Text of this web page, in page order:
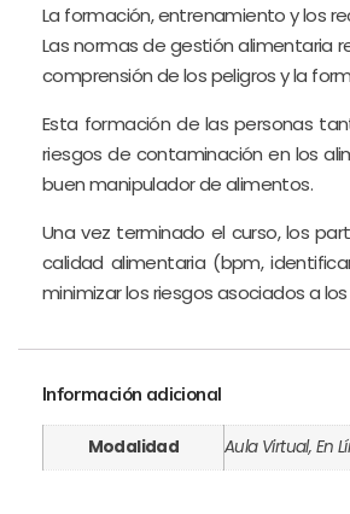
La formación, entrenamiento y los
Las normas de gestión alimentaria
comprensión de los peligros y la
Esta formación de las personas
riesgos de contaminación en los
buen manipulador de alimentos.
Una vez terminado el curso, los
calidad alimentaria (bpm,
minimizar los riesgos asociados a
Información adicional
Modalidad Aula Virtual, En